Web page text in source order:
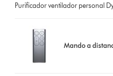
Purificador ventilador personal
Mando a